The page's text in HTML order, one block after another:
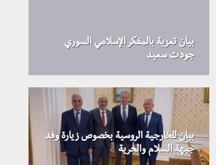
بيان تعزية بالمفكر الإسلامي السوري
جودت سعيد
بيان للخارجية الروسية بخصوص زيارة وفد
جبهة السلام والحرية